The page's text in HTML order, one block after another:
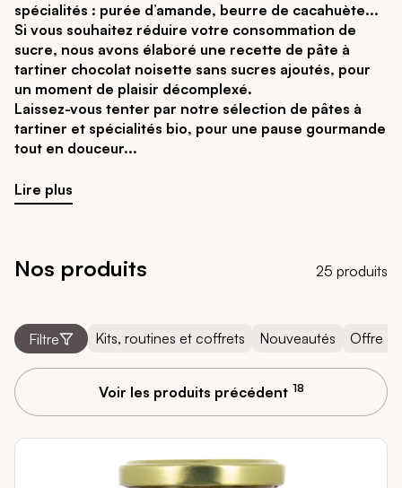
spécialités : purée d’amande, beurre de cacahuète...
Si vous souhaitez réduire votre consommation de
sucre, nous avons élaboré une recette de pâte à
tartiner chocolat noisette sans sucres ajoutés, pour
un moment de plaisir décomplexé.
Laissez-vous tenter par notre sélection de pâtes à
tartiner et spécialités bio, pour une pause gourmande
tout en douceur
Lire plus
25 produits
Nos produits
Filtre Kits, routines et coffrets Nouveautés Offre
Voir les produits précédent 18